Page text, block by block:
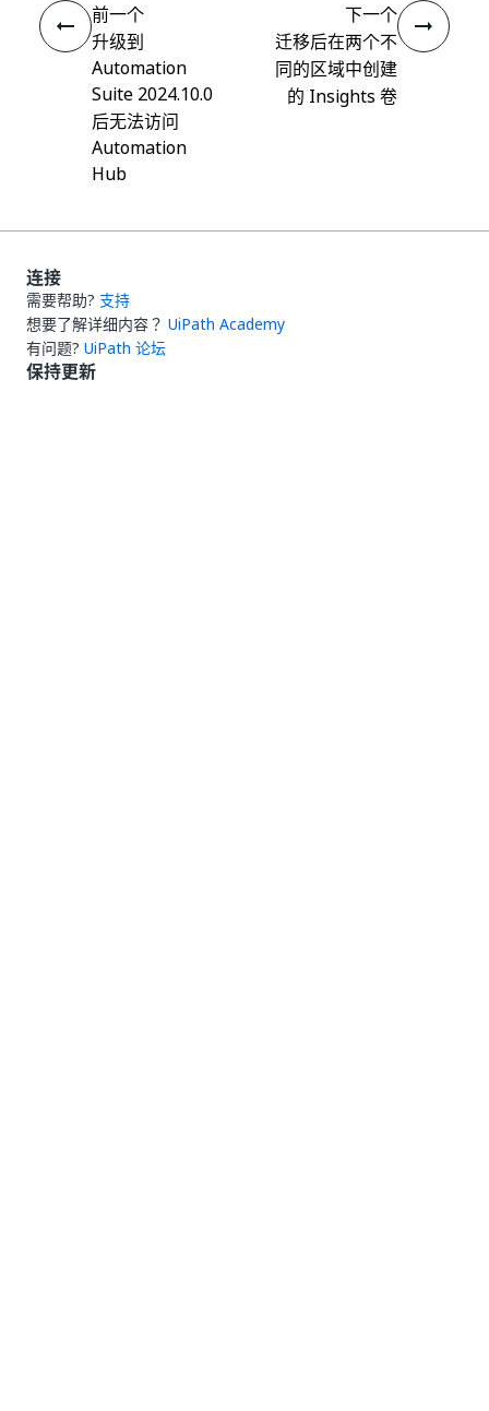
前一个
升级到
Automation
Suite 2024.10.0
后无法访问
Automation
Hub
下一个
迁移后在两个不
同的区域中创建
的 Insights 卷
连接
需要帮助? 支持
想要了解详细内容？ UiPath Academy
有问题? UiPath 论坛
保持更新